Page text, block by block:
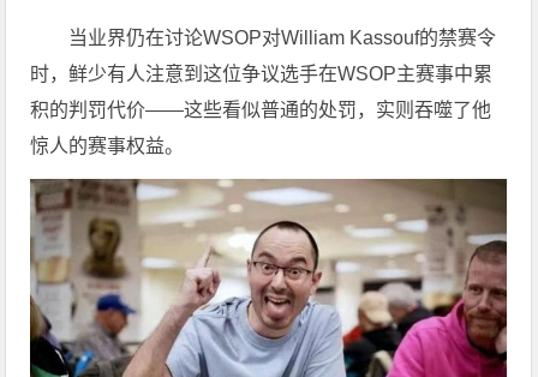
当业界仍在讨论WSOP对William Kassouf的禁赛令
时，鲜少有人注意到这位争议选手在WSOP主赛事中累
积的判罚代价——这些看似普通的处罚，实则吞噬了他
惊人的赛事权益。